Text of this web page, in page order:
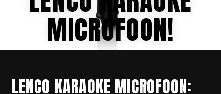
MICROFOON!
LENCO KARAOKE MICROFOON: